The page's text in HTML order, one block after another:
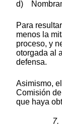
d)
Para
menos la
proceso, y
otorgada al
defensa.
Asimismo,
Comisión
que haya
7.